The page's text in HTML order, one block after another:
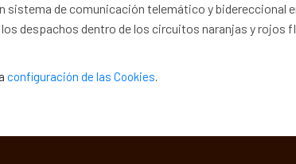
sistema de comunicación telemático y
despachos dentro de los circuitos naranjas y rojos
configuración de las Cookies.